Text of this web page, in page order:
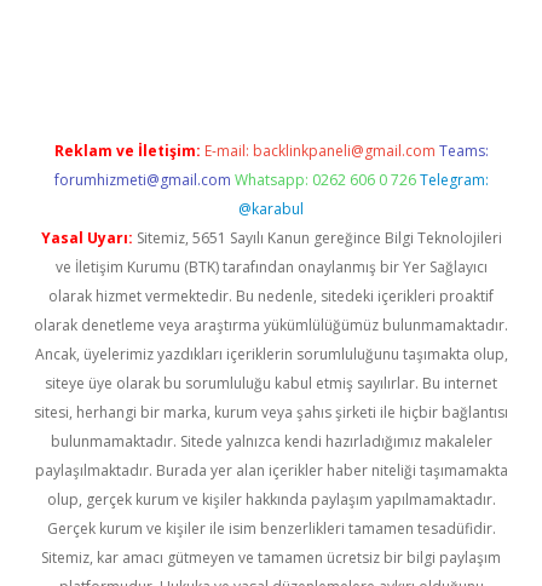
Reklam ve İletişim: E-mail: backlinkpaneli@gmail.com Teams:
forumhizmeti@gmail.com Whatsapp: 0262 606 0 726 Telegram:
@karabul
Yasal Uyarı: Sitemiz, 5651 Sayılı Kanun gereğince Bilgi Teknolojileri
ve İletişim Kurumu (BTK) tarafından onaylanmış bir Yer Sağlayıcı
olarak hizmet vermektedir. Bu nedenle, sitedeki içerikleri proaktif
olarak denetleme veya araştırma yükümlülüğümüz bulunmamaktadır.
Ancak, üyelerimiz yazdıkları içeriklerin sorumluluğunu taşımakta olup,
siteye üye olarak bu sorumluluğu kabul etmiş sayılırlar. Bu internet
sitesi, herhangi bir marka, kurum veya şahıs şirketi ile hiçbir bağlantısı
bulunmamaktadır. Sitede yalnızca kendi hazırladığımız makaleler
paylaşılmaktadır. Burada yer alan içerikler haber niteliği taşımamakta
olup, gerçek kurum ve kişiler hakkında paylaşım yapılmamaktadır.
Gerçek kurum ve kişiler ile isim benzerlikleri tamamen tesadüfidir.
Sitemiz, kar amacı gütmeyen ve tamamen ücretsiz bir bilgi paylaşım